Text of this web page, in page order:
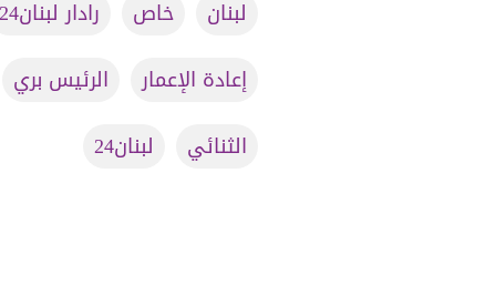
لبنان خاص رادار لبنان24
إعادة الإعمار
الرئيس بري
الثنائي
لبنان24